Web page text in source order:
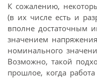
К сожалению,
(в их числе есть и
вполне достаточным
значением
номинального
Возможно, такой
прошлое, когда